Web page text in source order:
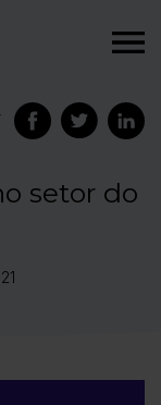
setor do